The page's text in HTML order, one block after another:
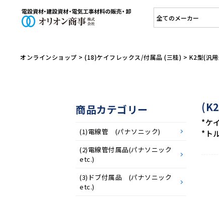
オリオ
オンラインショップ > (18)ケイフレックス/付属品 (三桂) > K2型(汎
*ケ
*ト
商品カテゴリー
(1)電線管 (パナソニック)
(2)電線管付属品(パナソニック
etc.)
(3)ドブ付属品 (パナソニック
etc.)